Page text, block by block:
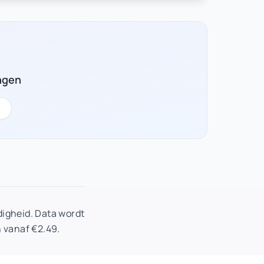
Data wordt
vanaf €2.49.